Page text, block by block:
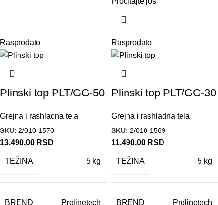
Rasprodato
Plinski top PLT/GG-50
Grejna i rashladna tela
SKU: 2/010-1570
13.490,00 RSD
TEŽINA 5 kg
BREND Prolinetech
Rasprodato
Plinski top PLT/GG-30
Grejna i rashladna tela
SKU: 2/010-1569
11.490,00 RSD
TEŽINA 5 kg
BREND Prolinetech